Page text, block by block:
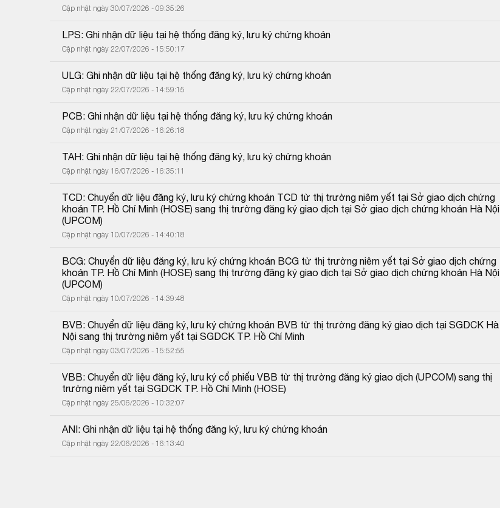
Cập nhật ngày 30/07/2026 - 09:35:26
LPS: Ghi nhận dữ liệu tại hệ thống đăng ký, lưu ký chứng khoán
Cập nhật ngày 22/07/2026 - 15:50:17
ULG: Ghi nhận dữ liệu tại hệ thống đăng ký, lưu ký chứng khoán
Cập nhật ngày 22/07/2026 - 14:59:15
PCB: Ghi nhận dữ liệu tại hệ thống đăng ký, lưu ký chứng khoán
Cập nhật ngày 21/07/2026 - 16:26:18
TAH: Ghi nhận dữ liệu tại hệ thống đăng ký, lưu ký chứng khoán
Cập nhật ngày 16/07/2026 - 16:35:11
TCD: Chuyển dữ liệu đăng ký, lưu ký chứng khoán TCD từ thị trường niêm yết tại Sở giao dịch chứng
khoán TP. Hồ Chí Minh (HOSE) sang thị trường đăng ký giao dịch tại Sở giao dịch chứng khoán Hà Nội
(UPCOM)
Cập nhật ngày 10/07/2026 - 14:40:18
BCG: Chuyển dữ liệu đăng ký, lưu ký chứng khoán BCG từ thị trường niêm yết tại Sở giao dịch chứng
khoán TP. Hồ Chí Minh (HOSE) sang thị trường đăng ký giao dịch tại Sở giao dịch chứng khoán Hà Nội
(UPCOM)
Cập nhật ngày 10/07/2026 - 14:39:48
BVB: Chuyển dữ liệu đăng ký, lưu ký chứng khoán BVB từ thị trường đăng ký giao dịch tại SGDCK Hà
Nội sang thị trường niêm yết tại SGDCK TP. Hồ Chí Minh
Cập nhật ngày 03/07/2026 - 15:52:55
VBB: Chuyển dữ liệu đăng ký, lưu ký cổ phiếu VBB từ thị trường đăng ký giao dịch (UPCOM) sang thị
trường niêm yết tại SGDCK TP. Hồ Chí Minh (HOSE)
Cập nhật ngày 25/06/2026 - 10:32:07
ANI: Ghi nhận dữ liệu tại hệ thống đăng ký, lưu ký chứng khoán
Cập nhật ngày 22/06/2026 - 16:13:40